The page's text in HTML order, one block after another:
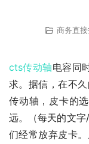
商务直
cts传动轴电容同
求。据信，在不
传动轴，皮卡的
远。（每天的文
们经常放弃皮卡